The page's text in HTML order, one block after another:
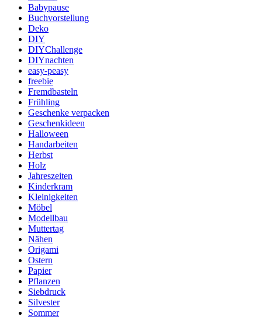
Babypause
Buchvorstellung
Deko
DIY
DIYChallenge
DIYnachten
easy-peasy
freebie
Fremdbasteln
Frühling
Geschenke verpacken
Geschenkideen
Halloween
Handarbeiten
Herbst
Holz
Jahreszeiten
Kinderkram
Kleinigkeiten
Möbel
Modellbau
Muttertag
Nähen
Origami
Ostern
Papier
Pflanzen
Siebdruck
Silvester
Sommer